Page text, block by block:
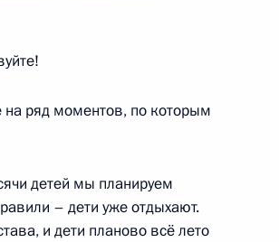
ряд моментов, по которым
детей мы планируем
– дети уже отдыхают.
и дети планово всё лето